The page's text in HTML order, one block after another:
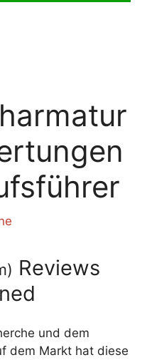
) Reviews
und dem
dem Markt hat diese